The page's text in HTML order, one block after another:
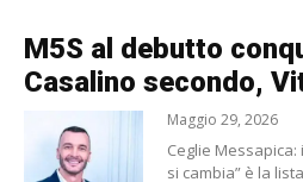
M5S al debutto
Casalino secondo,
Maggio 29, 2026
Ceglie Messapica:
si cambia” è la